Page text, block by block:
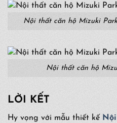
Nội thất căn hộ Mizuki
Nội thất căn hộ
LỜI KẾT
Hy vọng với mẫu thiết kế